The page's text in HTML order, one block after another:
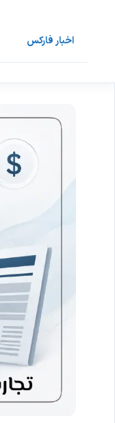
اخبار فارکس